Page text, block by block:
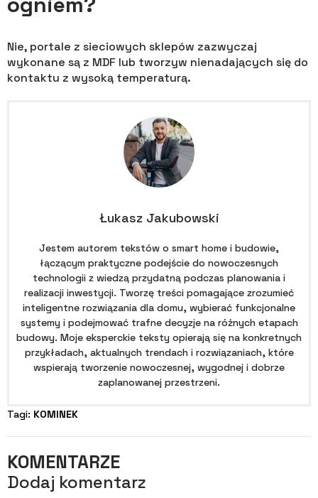
Nie, portale z sieciowych sklepów zazwyczaj
wykonane są z MDF lub tworzyw nienadających się do
kontaktu z wysoką temperaturą.
Łukasz Jakubowski
Jestem autorem tekstów o smart home i budowie,
łączącym praktyczne podejście do nowoczesnych
technologii z wiedzą przydatną podczas planowania i
realizacji inwestycji. Tworzę treści pomagające zrozumieć
inteligentne rozwiązania dla domu, wybierać funkcjonalne
systemy i podejmować trafne decyzje na różnych etapach
budowy. Moje eksperckie teksty opierają się na konkretnych
przykładach, aktualnych trendach i rozwiązaniach, które
wspierają tworzenie nowoczesnej, wygodnej i dobrze
zaplanowanej przestrzeni.
Tagi: KOMINEK
KOMENTARZE
Dodaj komentarz